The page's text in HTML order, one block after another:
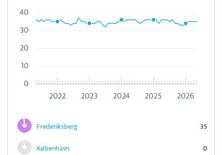
2022 2023 2024 2025 2026
0
10
20
30
40
Frederiksberg
35
København
0